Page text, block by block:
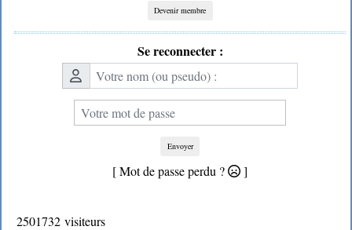
Devenir membre
Se reconnecter :
Envoyer
[ Mot de passe perdu ? ]
2501732 visiteurs